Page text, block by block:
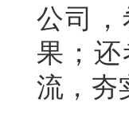
公司
果；
流，夯